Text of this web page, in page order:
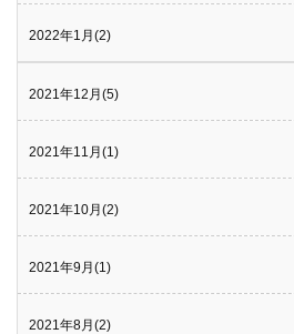
2022年1月(2)
2021年12月(5)
2021年11月(1)
2021年10月(2)
2021年9月(1)
2021年8月(2)